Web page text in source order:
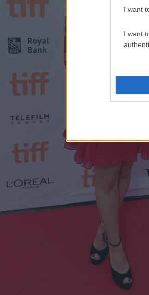
I want
I want